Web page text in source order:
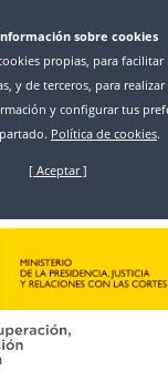
contenido
sobre cookies
propias, para facilitar
y de terceros, para
y configurar tus
Política de cookies.
[ Aceptar ]